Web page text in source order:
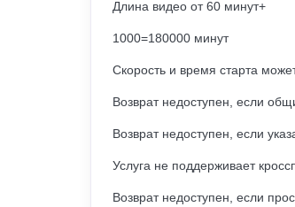
Длина видео от 60 минут+
1000=180000 минут
Скорость и время старта
Возврат недоступен, если
Возврат недоступен, если
Услуга не поддерживает
Возврат недоступен, если